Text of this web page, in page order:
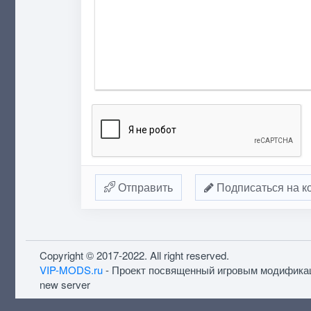
Отправить Подписаться на
Copyright © 2017-2022. All right reserved.
VIP-MODS.ru- Проект посвященный игровым
new server